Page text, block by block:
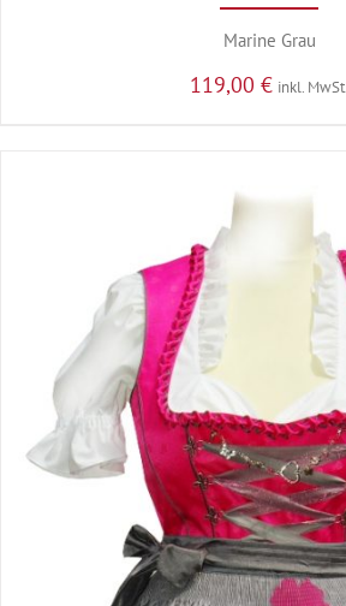
Marine Grau
119,00 € inkl. MwSt.